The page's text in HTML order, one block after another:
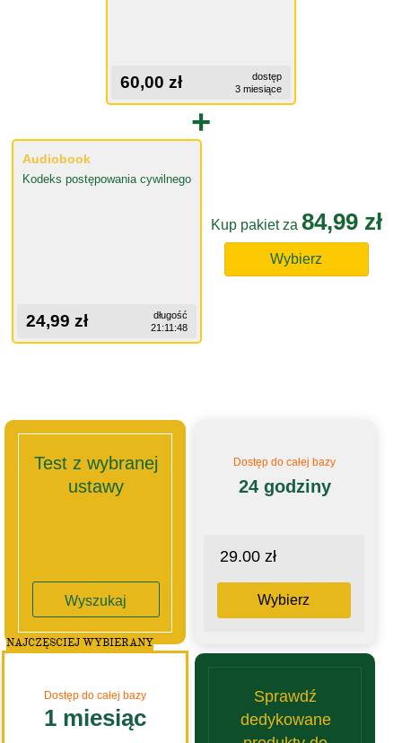
60,00 zł
dostęp
3 miesiące
+
Audiobook
Kodeks postępowania cywilnego
24,99 zł
długość
21:11:48
Kup pakiet za 84,99 zł
Wybierz
Test z wybranej
ustawy
Wyszukaj
Dostęp do całej bazy
24 godziny
29.00 zł
Wybierz
Dostęp do całej bazy
1 miesiąc
NAJCZĘSCIEJ WYBIERANY
Sprawdź
dedykowane